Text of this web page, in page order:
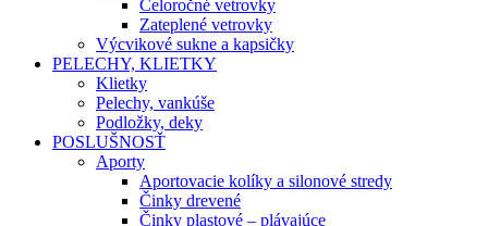
Celoročné vetrovky
Zateplené vetrovky
Výcvikové sukne a kapsičky
PELECHY, KLIETKY
Klietky
Pelechy, vankúše
Podložky, deky
POSLUŠNOSŤ
Aporty
Aportovacie kolíky a silonové stredy
Činky drevené
Činky plastové – plávajúce